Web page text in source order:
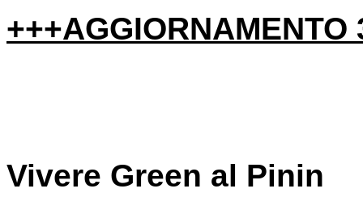
+++AGGIORNAMENTO
Vivere Green al Pinin